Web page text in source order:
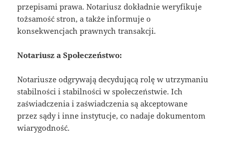
przepisami prawa. Notariusz dokładnie weryfikuje
tożsamość stron, a także informuje o
konsekwencjach prawnych transakcji.
Notariusz a Społeczeństwo:
Notariusze odgrywają decydującą rolę w utrzymaniu
stabilności i stabilności w społeczeństwie. Ich
zaświadczenia i zaświadczenia są akceptowane
przez sądy i inne instytucje, co nadaje dokumentom
wiarygodność.